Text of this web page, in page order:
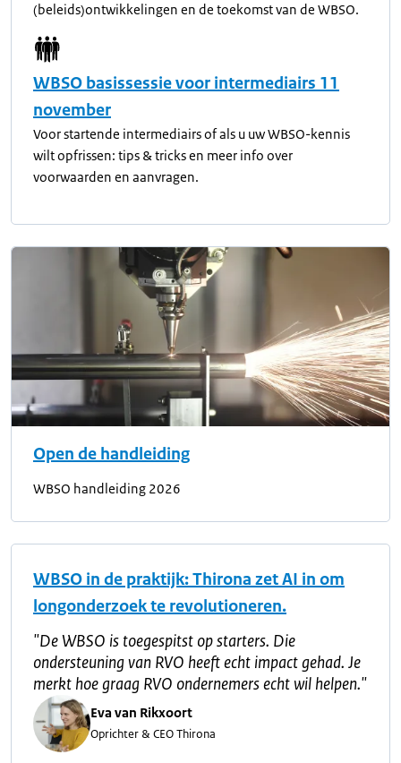
(beleids)ontwikkelingen en de toekomst van de WBSO.
WBSO basissessie voor intermediairs 11
november
Voor startende intermediairs of als u uw WBSO-kennis
wilt opfrissen: tips & tricks en meer info over
voorwaarden en aanvragen.
Open de handleiding
WBSO handleiding 2026
WBSO in de praktijk: Thirona zet AI in om
longonderzoek te revolutioneren.
"De WBSO is toegespitst op starters. Die
ondersteuning van RVO heeft echt impact gehad. Je
merkt hoe graag RVO ondernemers echt wil helpen."
Eva van Rikxoort
Oprichter & CEO Thirona